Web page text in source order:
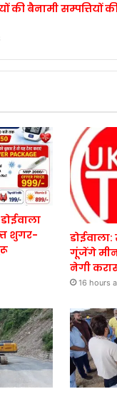
की बैनामी सम्पत्तियों
शुगर-
गूंजेंगे
नेगी
16 hours